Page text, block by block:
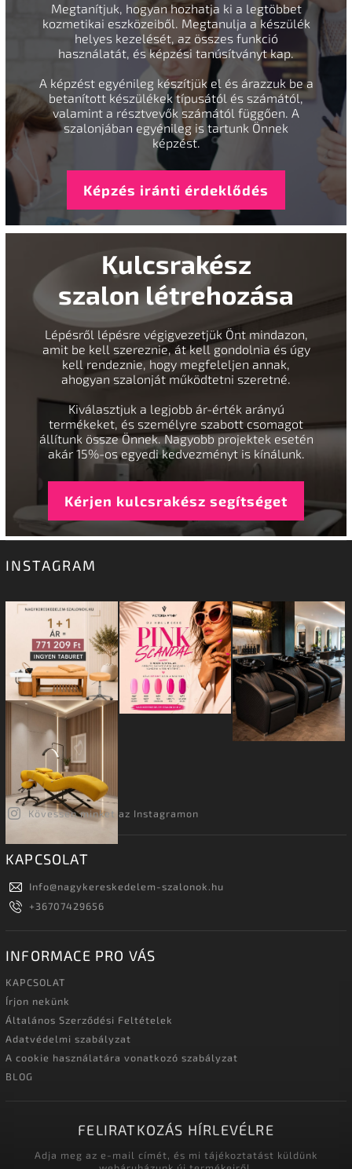
Megtanítjuk, hogyan hozhatja ki a legtöbbet
kozmetikai eszközeiből. Megtanulja a készülék
helyes kezelését, az összes funkció
használatát, és képzési tanúsítványt kap.
A képzést egyénileg készítjük el és árazzuk be a
betanított készülékek típusától és számától,
valamint a résztvevők számától függően. A
szalonjában egyénileg is tartunk Önnek
képzést.
Képzés iránti érdeklődés
Kulcsrakész
szalon létrehozása
Lépésről lépésre végigvezetjük Önt mindazon,
amit be kell szereznie, át kell gondolnia és úgy
kell rendeznie, hogy megfeleljen annak,
ahogyan szalonját működtetni szeretné.
Kiválasztjuk a legjobb ár-érték arányú
termékeket, és személyre szabott csomagot
állítunk össze Önnek. Nagyobb projektek esetén
akár 15%-os egyedi kedvezményt is kínálunk.
Kérjen kulcsrakész segítséget
INSTAGRAM
Kövessen minket az Instagramon
KAPCSOLAT
Info@nagykereskedelem-szalonok.hu
+36707429656
INFORMACE PRO VÁS
KAPCSOLAT
Írjon nekünk
Általános Szerződési Feltételek
Adatvédelmi szabályzat
A cookie használatára vonatkozó szabályzat
BLOG
FELIRATKOZÁS HÍRLEVÉLRE
Adja meg az e-mail címét, és mi tájékoztatást küldünk